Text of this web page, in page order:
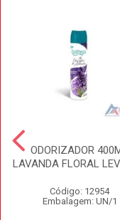
ODORIZADOR
LAVANDA FLORAL
Código: 12954
Embalagem: UN/1